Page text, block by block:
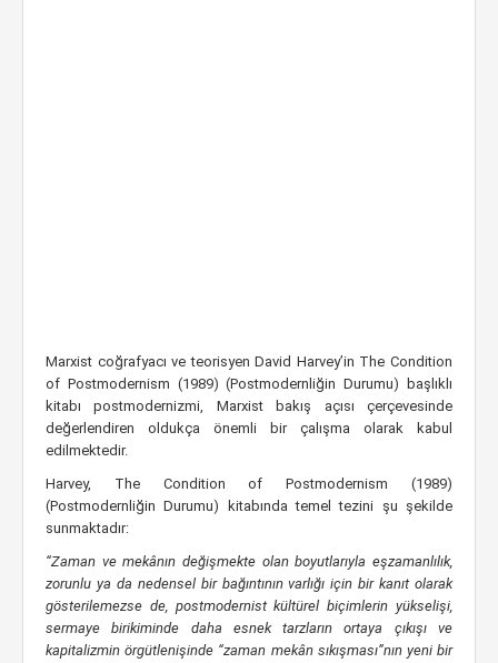
Marxist coğrafyacı ve teorisyen David Harvey’in The Condition
of Postmodernism (1989) (Postmodernliğin Durumu) başlıklı
kitabı postmodernizmi, Marxist bakış açısı çerçevesinde
değerlendiren oldukça önemli bir çalışma olarak kabul
edilmektedir.
Harvey, The Condition of Postmodernism (1989)
(Postmodernliğin Durumu) kitabında temel tezini şu şekilde
sunmaktadır:
“Zaman ve mekânın değişmekte olan boyutlarıyla eşzamanlılık,
zorunlu ya da nedensel bir bağıntının varlığı için bir kanıt olarak
gösterilemezse de, postmodernist kültürel biçimlerin yükselişi,
sermaye birikiminde daha esnek tarzların ortaya çıkışı ve
kapitalizmin örgütlenişinde “zaman mekân sıkışması”nın yeni bir